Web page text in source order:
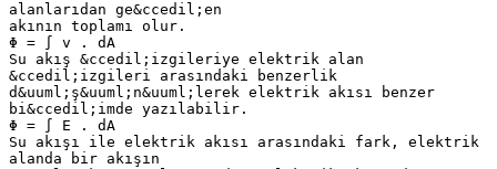
alanlarıdan ge&ccedil;en
akının toplamı olur.
Φ = ∫ v . dA
Su akış &ccedil;izgileriye elektrik alan
&ccedil;izgileri arasındaki benzerlik
d&uuml;ş&uuml;n&uuml;lerek elektrik akısı benzer
bi&ccedil;imde yazılabilir.
Φ = ∫ E . dA
Su akışı ile elektrik akısı arasındaki fark, elektrik
alanda bir akışın